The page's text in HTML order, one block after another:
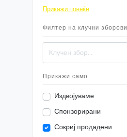
Облека
Прикажи повеќе
Филтер на клучни зборови
Прикажи само
Издвојуваме
Спонзорирани
Сокриј продадени